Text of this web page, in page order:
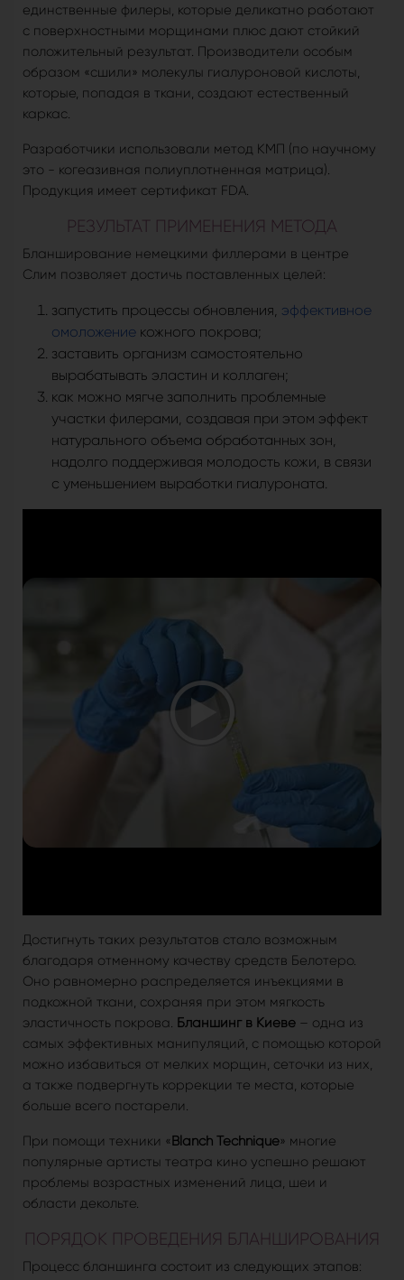
единственные филеры, которые деликатно работают
с поверхностными морщинами плюс дают стойкий
положительный результат. Производители особым
образом «сшили» молекулы гиалуроновой кислоты,
которые, попадая в ткани, создают естественный
каркас.
Разработчики использовали метод КМП (по научному
это - когеазивная полиуплотненная матрица).
Продукция имеет сертификат FDA.
РЕЗУЛЬТАТ ПРИМЕНЕНИЯ МЕТОДА
Бланширование немецкими филлерами в центре
Слим позволяет достичь поставленных целей:
запустить процессы обновления, эффективное
омоложение кожного покрова;
заставить организм самостоятельно
вырабатывать эластин и коллаген;
как можно мягче заполнить проблемные
участки филерами, создавая при этом эффект
натурального объема обработанных зон,
надолго поддерживая молодость кожи, в связи
с уменьшением выработки гиалуроната.
Достигнуть таких результатов стало возможным
благодаря отменному качеству средств Белотеро.
Оно равномерно распределяется инъекциями в
подкожной ткани, сохраняя при этом мягкость
эластичность покрова. Бланшинг в Киеве – одна из
самых эффективных манипуляций, с помощью которой
можно избавиться от мелких морщин, сеточки из них,
а также подвергнуть коррекции те места, которые
больше всего постарели.
При помощи техники « Blanch Technique» многие
популярные артисты театра кино успешно решают
проблемы возрастных изменений лица, шеи и
области декольте.
ПОРЯДОК ПРОВЕДЕНИЯ БЛАНШИРОВАНИЯ
Процесс бланшинга состоит из следующих этапов: